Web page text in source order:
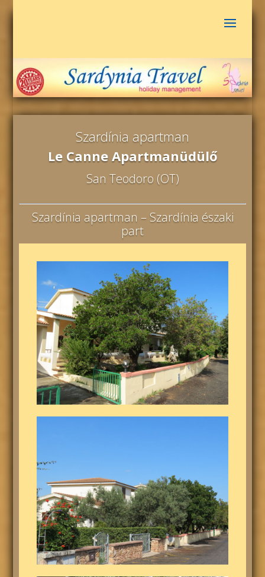
Szardínia apartman
Le Canne Apartmanüdülő
San Teodoro (OT)
Szardínia apartman – Szardínia északi
part